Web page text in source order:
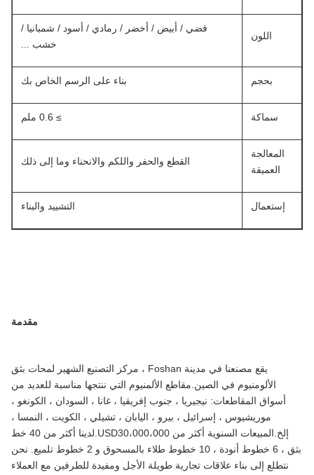
اللون
فضي / أبيض / أخضر / رمادي / أسود / شمبانيا /
خشب ...
بحجم بناء على الرسم الخاص بك
سماكة ≥ 0.6 ملم
المعالجة
العميقة
القطع والحفر واللكم والانحناء وما إلى ذلك
إستعمال التشييد والبناء
مقدمة
يقع مصنعنا في مدينة Foshan ، مركز التصنيع الشهير لمحات بثق
الألومنيوم في الصين.مقاطع الألمنيوم التي ننتجها مناسبة للعديد من
أسواق المقاطعات: نيجيريا ، جنوب إفريقيا ، غانا ، السودان ، الكونغو ،
موريشيوس ، إسرائيل ، بيرو ، اليابان ، تشيلي ، الكويت ، النمسا ،
إلخ.المبيعات السنوية أكثر من USD30،000،000.لدينا أكثر من 40 خط
بثق ، 6 خطوط أنودة ، 10 خطوط طلاء بالمسحوق و 2 خطوط تلميع. نحن
نتطلع إلى بناء علاقات تجارية طويلة الأجل ومفيدة للطرفين مع العملاء